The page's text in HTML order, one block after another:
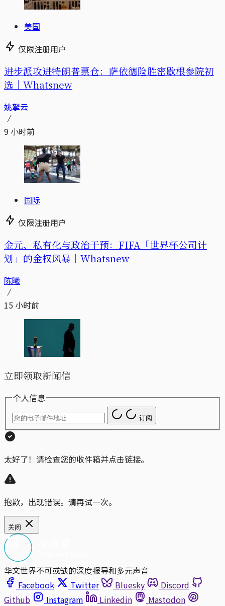
美国
仅限注册用户
进步派攻进特朗普票仓：萨依德险胜密歇根参院初
选｜Whatsnew
姚拏云
9 小时前
国际
仅限注册用户
金元、私有化与政治干预：FIFA「世界杯公司计
划」的金权风暴｜Whatsnew
陈曦
15 小时前
立即领取新闻信
个人信息
订阅
太好了！请检查您的收件箱并点击链接。
抱歉，出现错误。请再试一次。
关闭
华文世界不可或缺的深度报导和多元声音
Facebook
Twitter Bluesky
Discord
Github
Instagram Linkedin
Mastodon